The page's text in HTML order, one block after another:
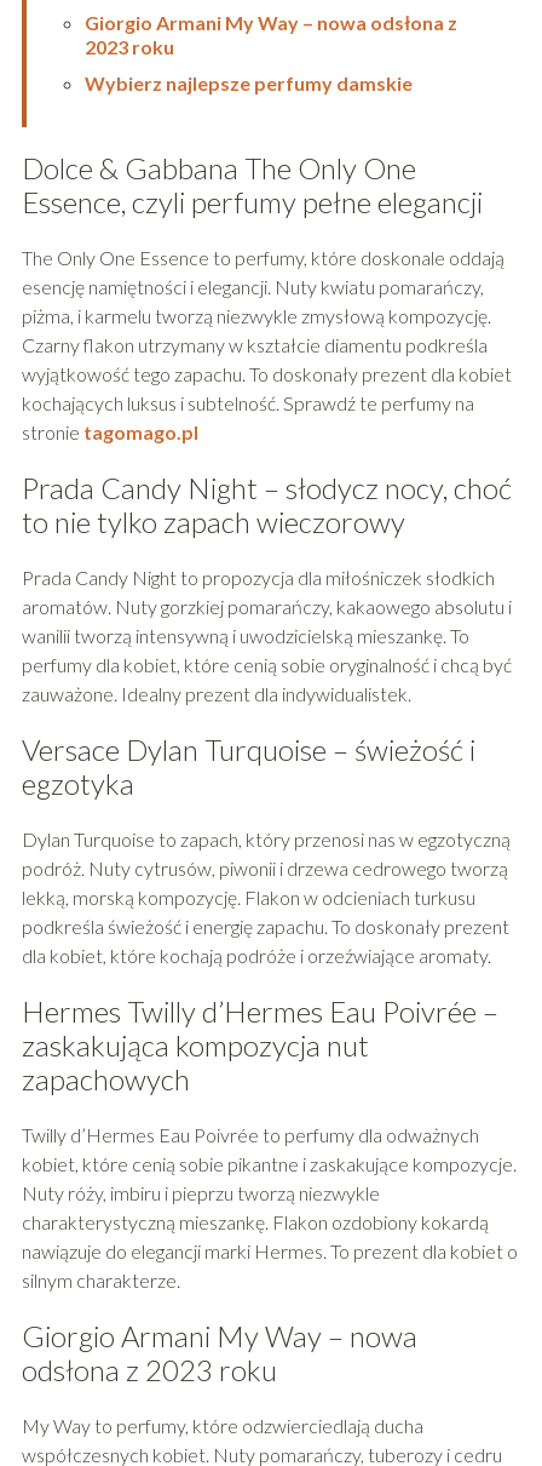
Giorgio Armani My Way – nowa odsłona z
2023 roku
Wybierz najlepsze perfumy damskie
Dolce & Gabbana The Only One
Essence, czyli perfumy pełne elegancji
The Only One Essence to perfumy, które doskonale oddają
esencję namiętności i elegancji. Nuty kwiatu pomarańczy,
piżma, i karmelu tworzą niezwykle zmysłową kompozycję.
Czarny flakon utrzymany w kształcie diamentu podkreśla
wyjątkowość tego zapachu. To doskonały prezent dla kobiet
kochających luksus i subtelność. Sprawdź te perfumy na
stronie tagomago.pl
Prada Candy Night – słodycz nocy, choć
to nie tylko zapach wieczorowy
Prada Candy Night to propozycja dla miłośniczek słodkich
aromatów. Nuty gorzkiej pomarańczy, kakaowego absolutu i
wanilii tworzą intensywną i uwodzicielską mieszankę. To
perfumy dla kobiet, które cenią sobie oryginalność i chcą być
zauważone. Idealny prezent dla indywidualistek.
Versace Dylan Turquoise – świeżość i
egzotyka
Dylan Turquoise to zapach, który przenosi nas w egzotyczną
podróż. Nuty cytrusów, piwonii i drzewa cedrowego tworzą
lekką, morską kompozycję. Flakon w odcieniach turkusu
podkreśla świeżość i energię zapachu. To doskonały prezent
dla kobiet, które kochają podróże i orzeźwiające aromaty.
Hermes Twilly d’Hermes Eau Poivrée –
zaskakująca kompozycja nut
zapachowych
Twilly d’Hermes Eau Poivrée to perfumy dla odważnych
kobiet, które cenią sobie pikantne i zaskakujące kompozycje.
Nuty róży, imbiru i pieprzu tworzą niezwykle
charakterystyczną mieszankę. Flakon ozdobiony kokardą
nawiązuje do elegancji marki Hermes. To prezent dla kobiet o
silnym charakterze.
Giorgio Armani My Way – nowa
odsłona z 2023 roku
My Way to perfumy, które odzwierciedlają ducha
współczesnych kobiet. Nuty pomarańczy, tuberozy i cedru